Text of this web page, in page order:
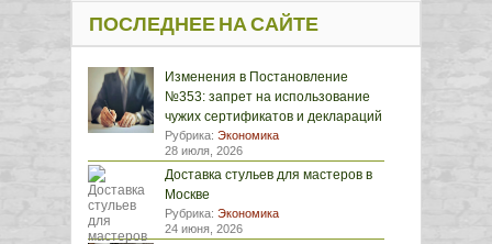
ПОСЛЕДНЕЕ НА САЙТЕ
Изменения в Постановление
№353: запрет на использование
чужих сертификатов и деклараций
Рубрика: Экономика
28 июля, 2026
Доставка стульев для мастеров в
Москве
Рубрика: Экономика
24 июня, 2026